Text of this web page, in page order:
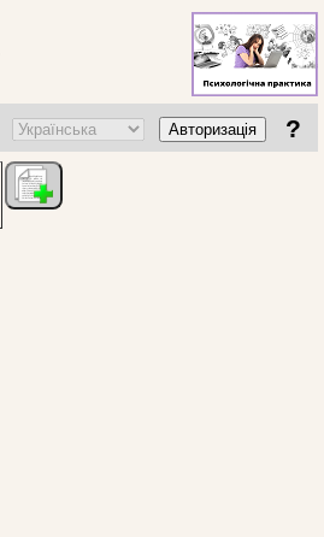
Авторизація ?